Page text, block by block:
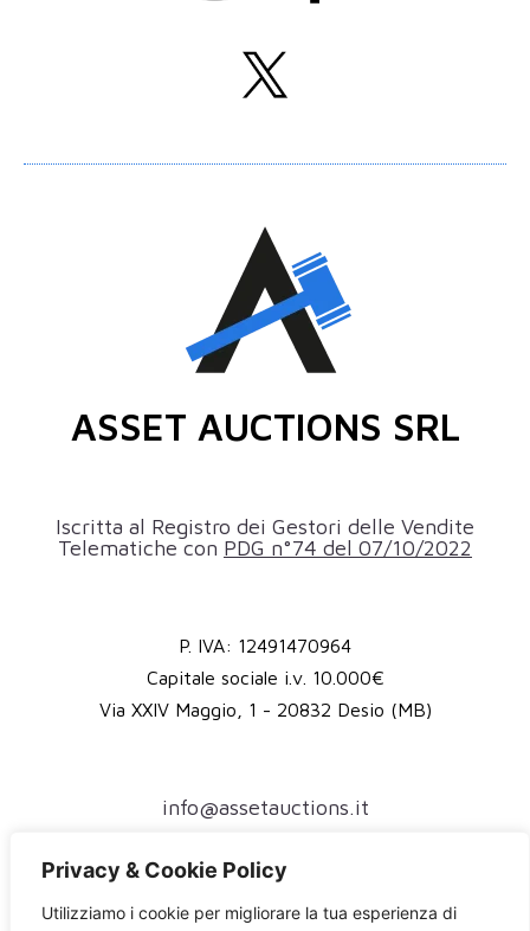
Privacy & Cookie Policy
Utilizziamo i cookie per migliorare la tua esperienza di
ASSET AUCTIONS SRL
Iscritta al Registro dei Gestori delle Vendite
Telematiche con PDG n°74 del 07/10/2022
P. IVA: 12491470964
Capitale sociale i.v. 10.000€
Via XXIV Maggio, 1 - 20832 Desio (MB)
info@assetauctions.it